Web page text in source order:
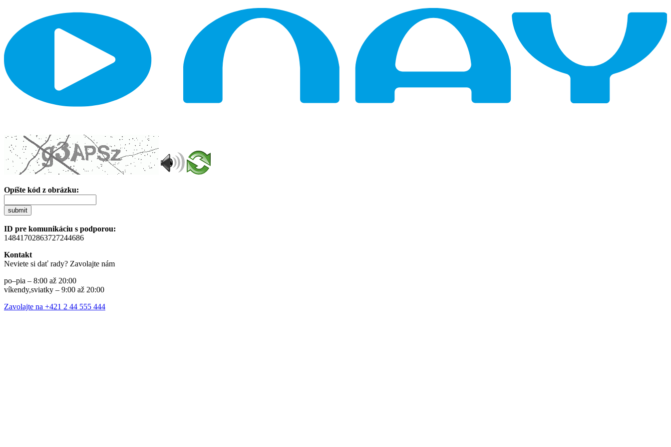
Opíšte kód z obrázku:
submit
ID pre komunikáciu s podporou:
14841702863727244686
Kontakt
Neviete si dať rady? Zavolajte nám
po–pia – 8:00 až 20:00
víkendy,sviatky – 9:00 až 20:00
Zavolajte na +421 2 44 555 444